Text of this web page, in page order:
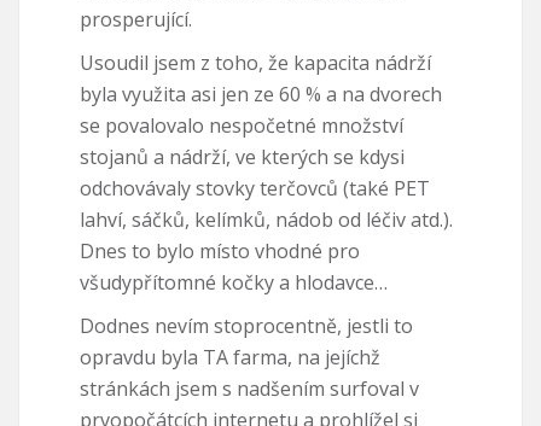
prosperující.
Usoudil jsem z toho, že kapacita nádrží
byla využita asi jen ze 60 % a na dvorech
se povalovalo nespočetné množství
stojanů a nádrží, ve kterých se kdysi
odchovávaly stovky terčovců (také PET
lahví, sáčků, kelímků, nádob od léčiv atd.).
Dnes to bylo místo vhodné pro
všudypřítomné kočky a hlodavce…
Dodnes nevím stoprocentně, jestli to
opravdu byla TA farma, na jejíchž
stránkách jsem s nadšením surfoval v
prvopočátcích internetu a prohlížel si